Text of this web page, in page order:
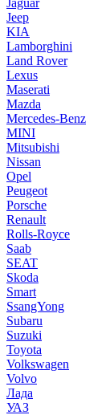
Jaguar
Jeep
KIA
Lamborghini
Land Rover
Lexus
Maserati
Mazda
Mercedes-Benz
MINI
Mitsubishi
Nissan
Opel
Peugeot
Porsche
Renault
Rolls-Royce
Saab
SEAT
Skoda
Smart
SsangYong
Subaru
Suzuki
Toyota
Volkswagen
Volvo
Лада
УАЗ